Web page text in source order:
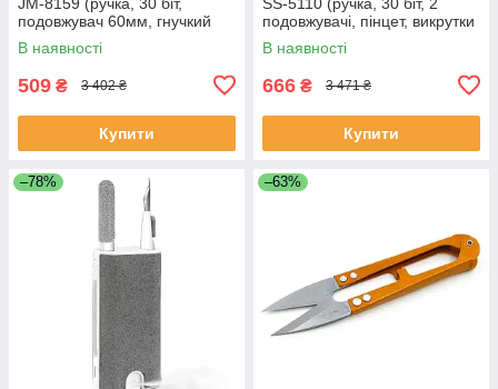
подовжувач 60мм, гнучкий
подовжувач 100мм, вигнутий
пінцет ESD)
В наявності
509 ₴ 3 402 ₴
Купити
подовжувачі, пінцет, викрутки
+1.5, зірка 0.8, медіатор)
В наявності
666 ₴ 3 471 ₴
Купити
–78% –63%